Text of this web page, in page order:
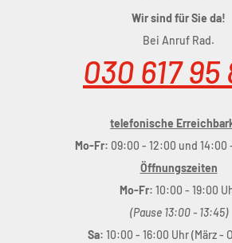
Wir sind für Sie da!
Bei Anruf Rad.
030 617 95
telefonische
Mo-Fr: 09:00 - 12:00 und 14:00
Öffnungszeiten
Mo-Fr: 10:00 - 19:00
(Pause 13:00 - 13:45)
Sa: 10:00 - 16:00 Uhr (März -